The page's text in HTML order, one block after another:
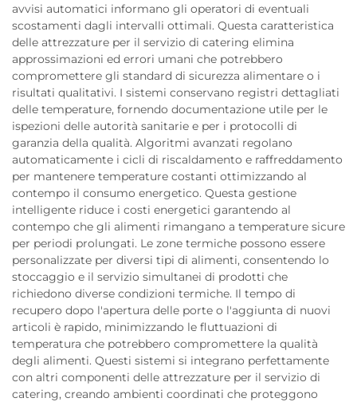
avvisi automatici informano gli operatori di eventuali
scostamenti dagli intervalli ottimali. Questa caratteristica
delle attrezzature per il servizio di catering elimina
approssimazioni ed errori umani che potrebbero
compromettere gli standard di sicurezza alimentare o i
risultati qualitativi. I sistemi conservano registri dettagliati
delle temperature, fornendo documentazione utile per le
ispezioni delle autorità sanitarie e per i protocolli di
garanzia della qualità. Algoritmi avanzati regolano
automaticamente i cicli di riscaldamento e raffreddamento
per mantenere temperature costanti ottimizzando al
contempo il consumo energetico. Questa gestione
intelligente riduce i costi energetici garantendo al
contempo che gli alimenti rimangano a temperature sicure
per periodi prolungati. Le zone termiche possono essere
personalizzate per diversi tipi di alimenti, consentendo lo
stoccaggio e il servizio simultanei di prodotti che
richiedono diverse condizioni termiche. Il tempo di
recupero dopo l'apertura delle porte o l'aggiunta di nuovi
articoli è rapido, minimizzando le fluttuazioni di
temperatura che potrebbero compromettere la qualità
degli alimenti. Questi sistemi si integrano perfettamente
con altri componenti delle attrezzature per il servizio di
catering, creando ambienti coordinati che proteggono